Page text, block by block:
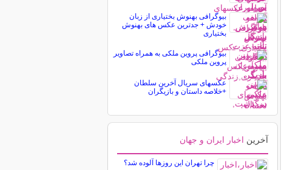
بیوگرافی بهنوش بختیاری از زبان
خودش + جدترین عکس های بهنوش
بختیاری
بیوگرافی پروین ملکی به همراه تصاویر
پروین ملکی
عکسهای سریال آخرین سلطان
+خلاصه داستان و بازیگران
آخرین اخبار ایران و جهان
چرا تهران این روزها آلوده شد؟